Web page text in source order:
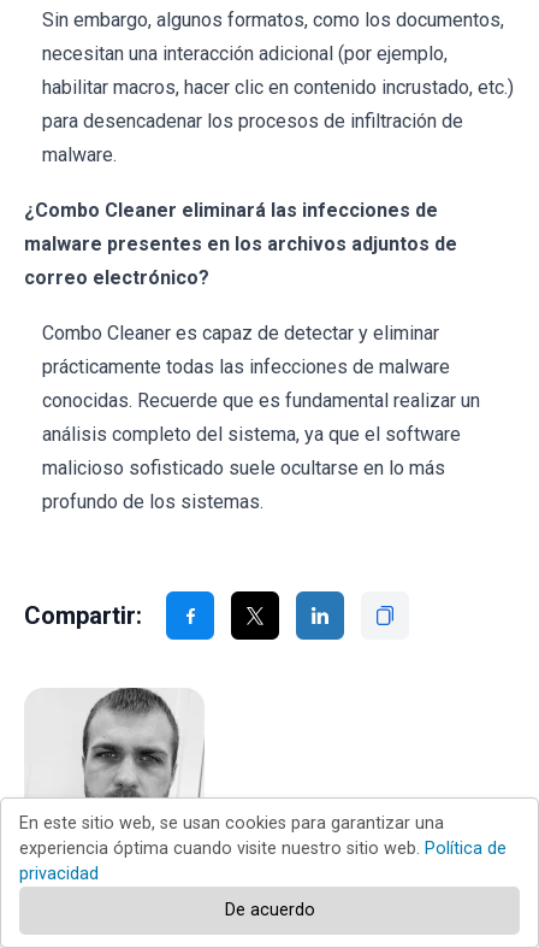
Sin embargo, algunos formatos, como los documentos,
necesitan una interacción adicional (por ejemplo,
habilitar macros, hacer clic en contenido incrustado, etc.)
para desencadenar los procesos de infiltración de
malware.
¿Combo Cleaner eliminará las infecciones de
malware presentes en los archivos adjuntos de
correo electrónico?
Combo Cleaner es capaz de detectar y eliminar
prácticamente todas las infecciones de malware
conocidas. Recuerde que es fundamental realizar un
análisis completo del sistema, ya que el software
malicioso sofisticado suele ocultarse en lo más
profundo de los sistemas.
Compartir:
Tomas Meskauskas
Investigador experto en seguridad, analista profesional de
En este sitio web, se usan cookies para garantizar una
experiencia óptima cuando visite nuestro sitio web. Política de
privacidad
De acuerdo